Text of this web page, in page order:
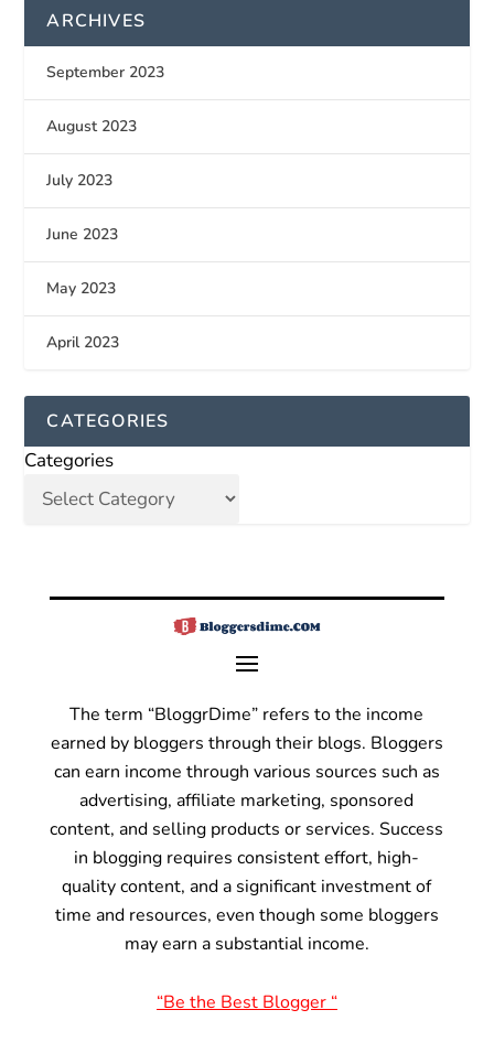
ARCHIVES
September 2023
August 2023
July 2023
June 2023
May 2023
April 2023
CATEGORIES
Categories
The term “BloggrDime” refers to the income
earned by bloggers through their blogs. Bloggers
can earn income through various sources such as
advertising, affiliate marketing, sponsored
content, and selling products or services. Success
in blogging requires consistent effort, high-
quality content, and a significant investment of
time and resources, even though some bloggers
may earn a substantial income.
“Be the Best Blogger “